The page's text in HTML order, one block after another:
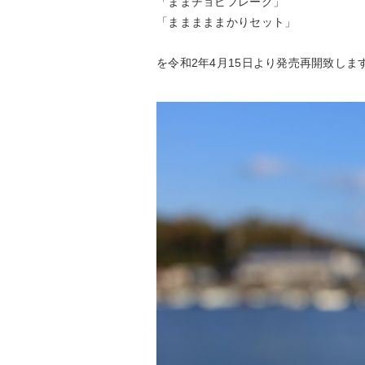
「まままままかりセット」
を令和2年4月15日より発売再開致しま